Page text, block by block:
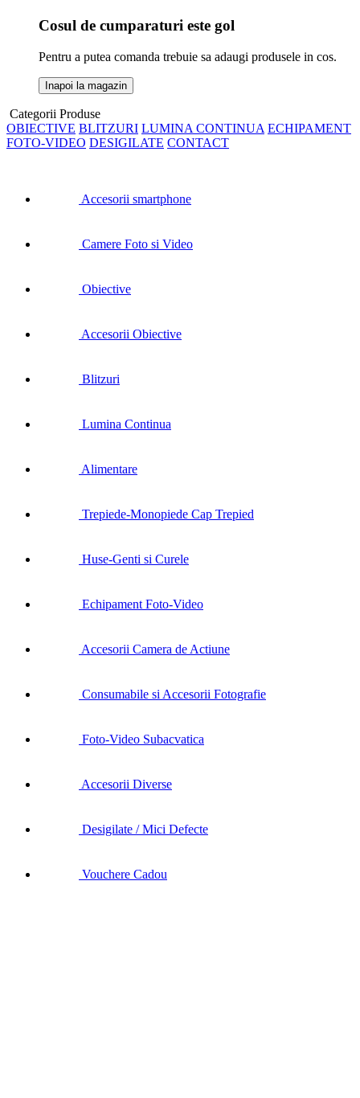
Cosul de cumparaturi este gol
Pentru a putea comanda trebuie sa adaugi produsele in cos.
Inapoi la magazin
Categorii Produse
OBIECTIVE BLITZURI LUMINA CONTINUA ECHIPAMENT
FOTO-VIDEO DESIGILATE CONTACT
Accesorii smartphone
Camere Foto si Video
Obiective
Accesorii Obiective
Blitzuri
Lumina Continua
Alimentare
Trepiede-Monopiede Cap Trepied
Huse-Genti si Curele
Echipament Foto-Video
Accesorii Camera de Actiune
Consumabile si Accesorii Fotografie
Foto-Video Subacvatica
Accesorii Diverse
Desigilate / Mici Defecte
Vouchere Cadou